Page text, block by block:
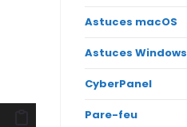
Astuces macOS
Astuces Windows
CyberPanel
Pare-feu